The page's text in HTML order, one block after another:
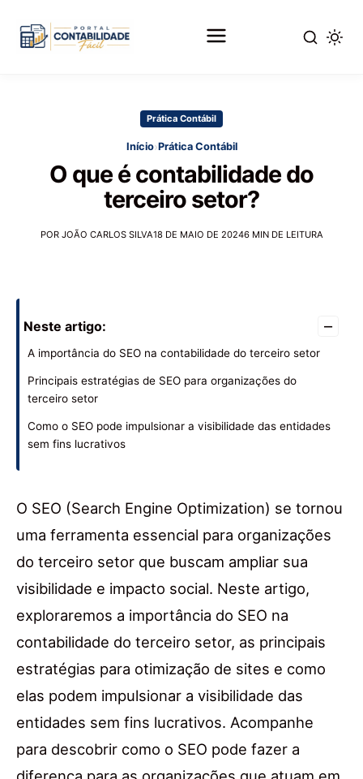
principal
Prática Contábil
Início›Prática Contábil
O que é contabilidade do
terceiro setor?
POR JOÃO CARLOS SILVA18 DE MAIO DE 20246 MIN DE LEITURA
Neste artigo: –
A importância do SEO na contabilidade do terceiro setor
Principais estratégias de SEO para organizações do
terceiro setor
Como o SEO pode impulsionar a visibilidade das entidades
sem fins lucrativos
O SEO (Search Engine Optimization) se tornou
uma ferramenta essencial para organizações
do terceiro setor que buscam ampliar sua
visibilidade e impacto social. Neste artigo,
exploraremos a importância do SEO na
contabilidade do terceiro setor, as principais
estratégias para otimização de sites e como
elas podem impulsionar a visibilidade das
entidades sem fins lucrativos. Acompanhe
para descobrir como o SEO pode fazer a